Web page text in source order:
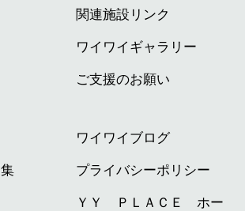
関連施設リンク
ワイワイギャラリー
ご支援のお願い
ワイワイブログ
プライバシーポリシー
ＹＹ ＰＬＡＣＥ ホー